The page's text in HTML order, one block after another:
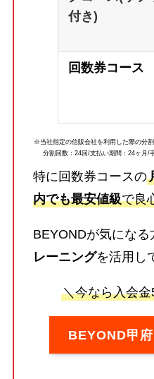
付き)
回数券コース
※当社指定の信販会社を利用した際の分
分割回数：24回/支払い期間：24ヶ月/
特に回数券コースの
内でも最安値級で良
BEYONDが気になる
レーニングを活用し
＼今なら入会
BEYOND甲